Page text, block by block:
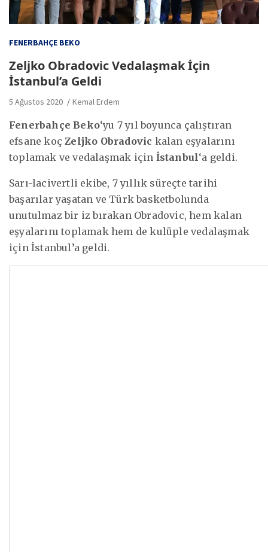
FENERBAHÇE BEKO
Zeljko Obradovic Vedalaşmak İçin
İstanbul’a Geldi
5 Ağustos 2020 Kemal Erdem
Fenerbahçe Beko‘yu 7 yıl boyunca çalıştıran
efsane koçZeljko Obradovic kalan eşyalarını
toplamak ve vedalaşmak için İstanbul‘a geldi.
Sarı-lacivertli ekibe, 7 yıllık süreçte tarihi
başarılar yaşatan ve Türk basketbolunda
unutulmaz bir iz bırakan Obradovic, hem kalan
eşyalarını toplamak hem de kulüple vedalaşmak
için İstanbul’a geldi.